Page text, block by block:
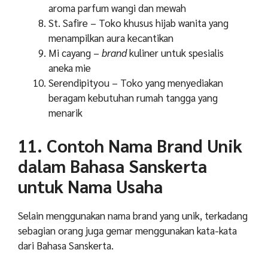
aroma parfum wangi dan mewah
St. Safire – Toko khusus hijab wanita yang
menampilkan aura kecantikan
Mi cayang – brandkuliner untuk spesialis
aneka mie
Serendipityou – Toko yang menyediakan
beragam kebutuhan rumah tangga yang
menarik
11. Contoh Nama Brand Unik
dalam Bahasa Sanskerta
untuk Nama Usaha
Selain menggunakan nama brand yang unik, terkadang
sebagian orang juga gemar menggunakan kata-kata
dari Bahasa Sanskerta.